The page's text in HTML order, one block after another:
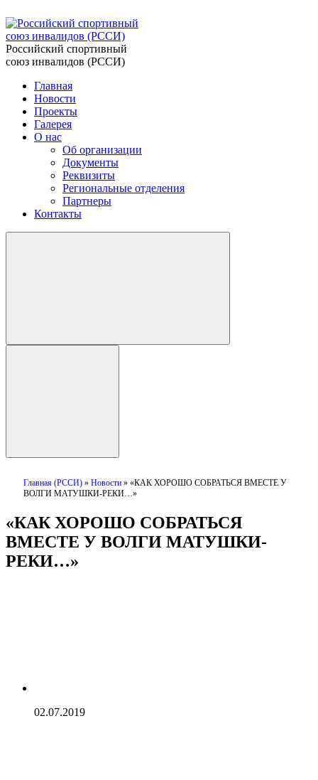
Российский спортивный
союз инвалидов (РССИ)
Главная
Новости
Проекты
Галерея
О нас
Об организации
Документы
Реквизиты
Региональные отделения
Партнеры
Контакты
Главная (РССИ) » Новости » «КАК ХОРОШО СОБРАТЬСЯ ВМЕСТЕ У
ВОЛГИ МАТУШКИ-РЕКИ…»
«КАК ХОРОШО СОБРАТЬСЯ
ВМЕСТЕ У ВОЛГИ МАТУШКИ-
РЕКИ…»
02.07.2019